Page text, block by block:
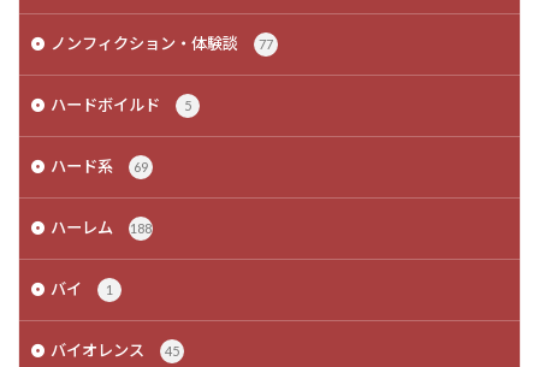
ノンフィクション・体験談 77
ハードボイルド 5
ハード系 69
ハーレム 188
バイ 1
バイオレンス 45